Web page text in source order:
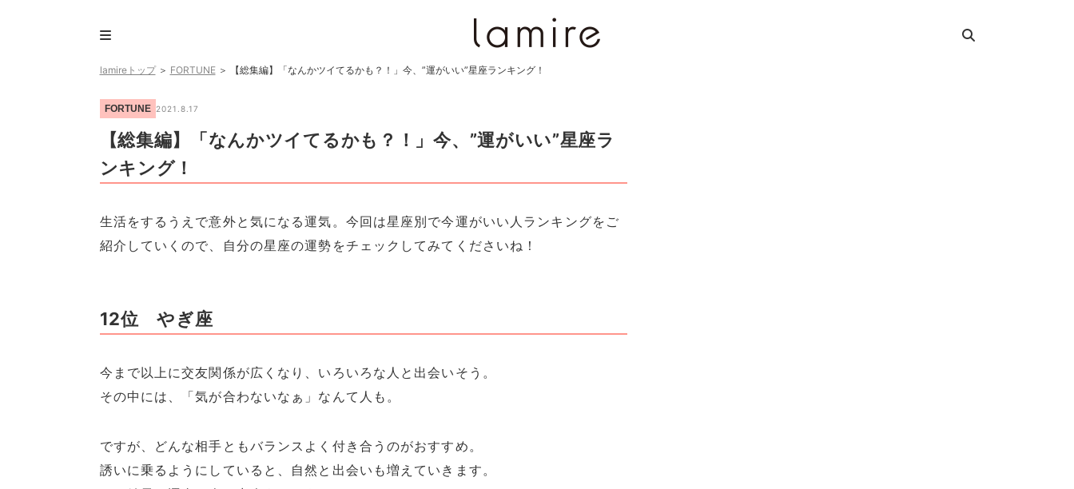
lamireトップ＞ FORTUNE＞ 【総集編】「なんかツイてるかも？！」今、”運がいい”星座ランキング！
FORTUNE 2021.8.17
【総集編】「なんかツイてるかも？！」今、”運がいい”星座ラ
ンキング！
生活をするうえで意外と気になる運気。今回は星座別で今運がいい人ランキングをご
紹介していくので、自分の星座の運勢をチェックしてみてくださいね！
12位 やぎ座
今まで以上に交友関係が広くなり、いろいろな人と出会いそう。
その中には、「気が合わないなぁ」なんて人も。
ですが、どんな相手ともバランスよく付き合うのがおすすめ。
誘いに乗るようにしていると、自然と出会いも増えていきます。